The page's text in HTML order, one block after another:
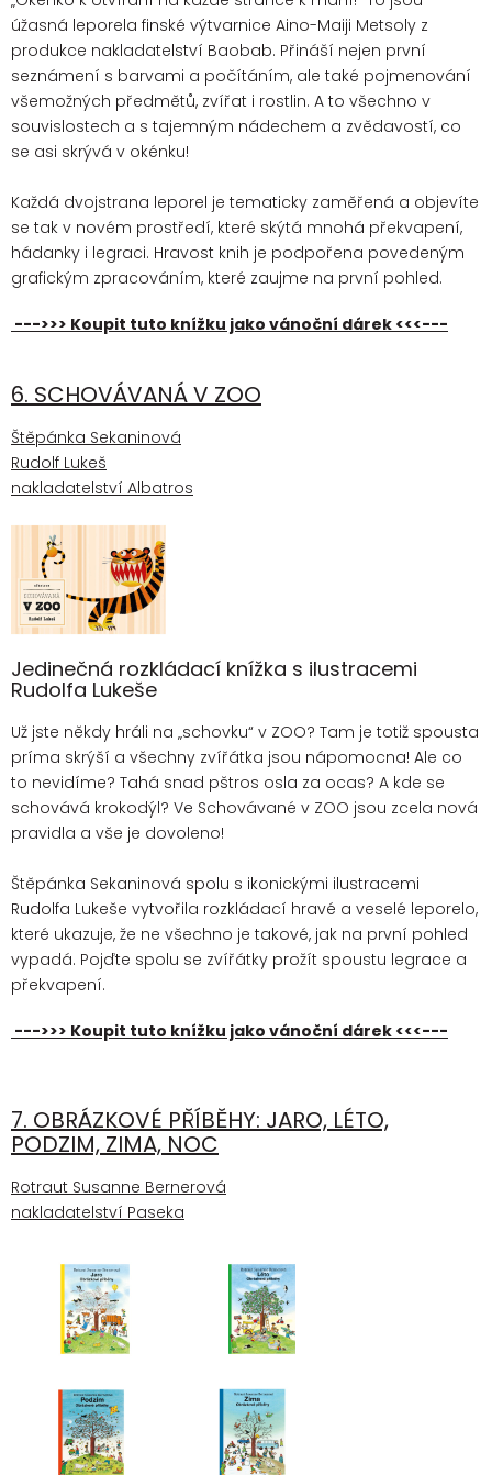
úžasná leporela finské výtvarnice Aino-Maiji Metsoly z
produkce nakladatelství Baobab. Přináší nejen první
seznámení s barvami a počítáním, ale také pojmenování
všemožných předmětů, zvířat i rostlin. A to všechno v
souvislostech a s tajemným nádechem a zvědavostí, co
se asi skrývá v okénku!
Každá dvojstrana leporel je tematicky zaměřená a objevíte
se tak v novém prostředí, které skýtá mnohá překvapení,
hádanky i legraci. Hravost knih je podpořena povedeným
grafickým zpracováním, které zaujme na první pohled.
--->>> Koupit tuto knížku jako vánoční dárek <<<---
6. SCHOVÁVANÁ V ZOO
Štěpánka Sekaninová
Rudolf Lukeš
nakladatelství Albatros
Jedinečná rozkládací knížka s ilustracemi
Rudolfa Lukeše
Už jste někdy hráli na „schovku“ v ZOO? Tam je totiž spousta
príma skrýší a všechny zvířátka jsou nápomocna! Ale co
to nevidíme? Tahá snad pštros osla za ocas? A kde se
schovává krokodýl? Ve Schovávané v ZOO jsou zcela nová
pravidla a vše je dovoleno!
Štěpánka Sekaninová spolu s ikonickými ilustracemi
Rudolfa Lukeše vytvořila rozkládací hravé a veselé leporelo,
které ukazuje, že ne všechno je takové, jak na první pohled
vypadá. Pojďte spolu se zvířátky prožít spoustu legrace a
překvapení.
--->>> Koupit tuto knížku jako vánoční dárek <<<---
7. OBRÁZKOVÉ PŘÍBĚHY: JARO, LÉTO,
PODZIM, ZIMA, NOC
Rotraut Susanne Bernerová
nakladatelství Paseka